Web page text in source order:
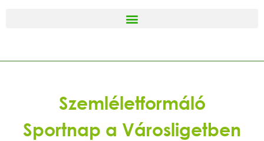
Szemléletformáló
Sportnap a Városligetben